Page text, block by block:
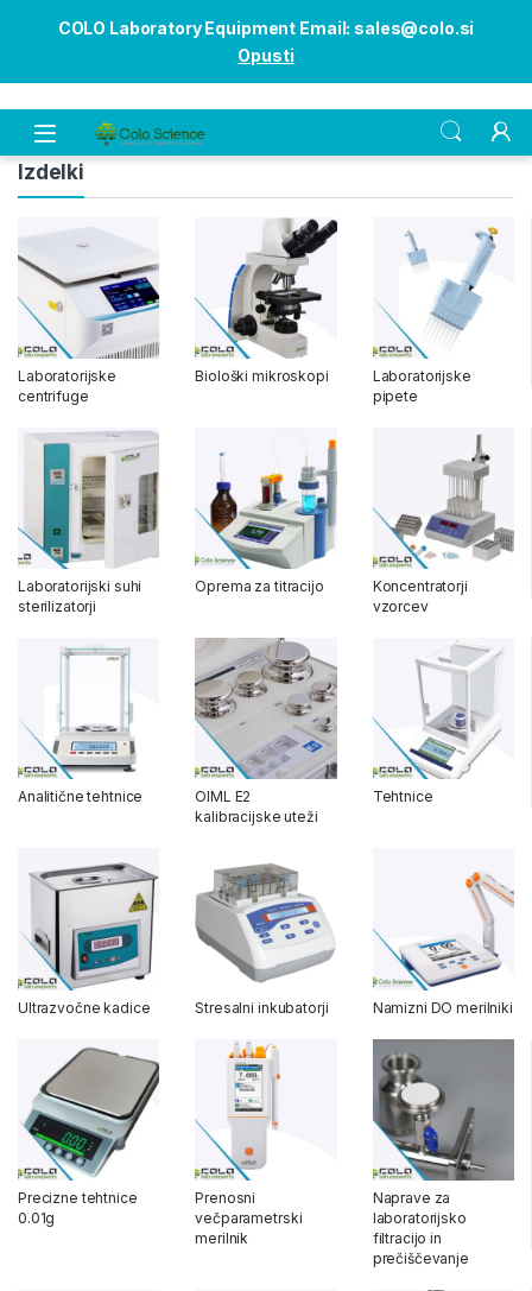
COLO Laboratory Equipment Email: sales@colo.si
Opusti
Open
Izdelki
Laboratorijske
centrifuge
Biološki mikroskopi
Laboratorijske
pipete
Laboratorijski suhi
sterilizatorji
Oprema za titracijo
Koncentratorji
vzorcev
Analitične tehtnice
OIML E2
kalibracijske uteži
Tehtnice
Ultrazvočne kadice Stresalni inkubatorji Namizni DO merilniki
Precizne tehtnice
0.01g
Prenosni
večparametrski
merilnik
Naprave za
laboratorijsko
filtracijo in
prečiščevanje